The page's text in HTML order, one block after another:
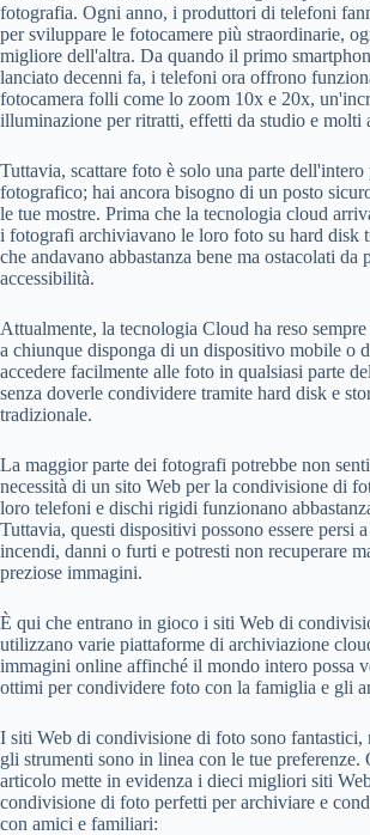
fotografia. Ogni anno, i produttori di telefoni
per sviluppare le fotocamere più straordinarie,
migliore dell'altra. Da quando il primo
lanciato decenni fa, i telefoni ora offrono
fotocamera folli come lo zoom 10x e 20x,
illuminazione per ritratti, effetti da studio e molti
Tuttavia, scattare foto è solo una parte dell'intero
fotografico; hai ancora bisogno di un posto
le tue mostre. Prima che la tecnologia cloud
i fotografi archiviavano le loro foto su hard disk
che andavano abbastanza bene ma ostacolati da
accessibilità.
Attualmente, la tecnologia Cloud ha reso
a chiunque disponga di un dispositivo mobile o
accedere facilmente alle foto in qualsiasi parte
senza doverle condividere tramite hard disk e
tradizionale.
La maggior parte dei fotografi potrebbe non
necessità di un sito Web per la condivisione di
loro telefoni e dischi rigidi funzionano
Tuttavia, questi dispositivi possono essere persi
incendi, danni o furti e potresti non recuperare
preziose immagini.
È qui che entrano in gioco i siti Web di
utilizzano varie piattaforme di archiviazione
immagini online affinché il mondo intero possa
ottimi per condividere foto con la famiglia e gli
I siti Web di condivisione di foto sono fantastici,
gli strumenti sono in linea con le tue preferenze.
articolo mette in evidenza i dieci migliori siti
condivisione di foto perfetti per archiviare e
con amici e familiari: